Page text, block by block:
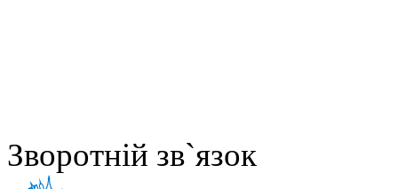
Зворотній зв`язок